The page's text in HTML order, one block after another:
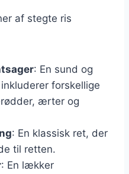
af stegte ris
: En sund og
forskellige
ærter og
: En klassisk ret, der
til retten.
: En lækker